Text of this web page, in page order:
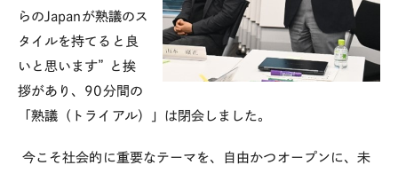
らのJapanが熟議のス
タイルを持てると良
いと思います” と挨
拶があり、90分間の
「熟議（トライアル）」は閉会しました。
今こそ社会的に重要なテーマを、自由かつオープンに、未